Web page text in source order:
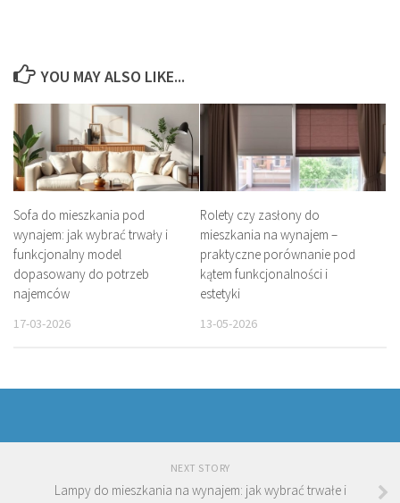
YOU MAY ALSO LIKE...
Sofa do mieszkania pod
wynajem: jak wybrać trwały i
funkcjonalny model
dopasowany do potrzeb
najemców
17-03-2026
Rolety czy zasłony do
mieszkania na wynajem –
praktyczne porównanie pod
kątem funkcjonalności i
estetyki
13-05-2026
NEXT STORY
Lampy do mieszkania na wynajem: jak wybrać trwałe i